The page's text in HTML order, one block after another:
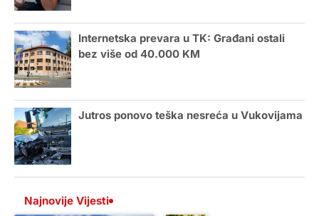
Internetska prevara u TK: Građani ostali
bez više od 40.000 KM
Jutros ponovo teška nesreća u Vukovijama
Najnovije Vijesti